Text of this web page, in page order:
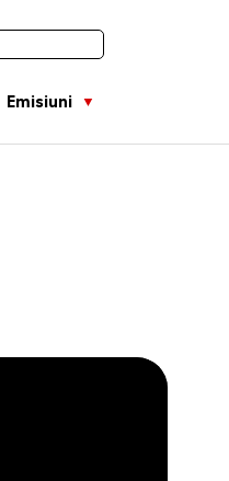
Emisiuni